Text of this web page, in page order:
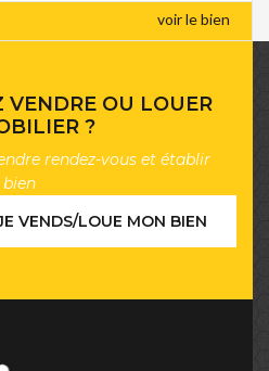
voir le bien
OU LOUER
?
rendez-vous et établir
VENDS/LOUE MON BIEN